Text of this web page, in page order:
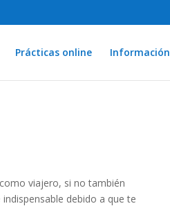
Prácticas online Información
viajero, si no también
debido a que te